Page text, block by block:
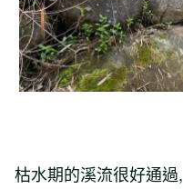
枯水期的溪流很好通過,